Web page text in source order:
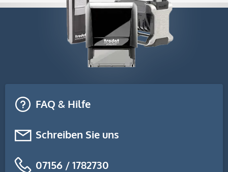
FAQ & Hilfe
Schreiben Sie uns
07156 / 1782730